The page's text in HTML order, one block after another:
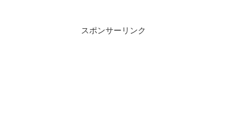
スポンサーリンク